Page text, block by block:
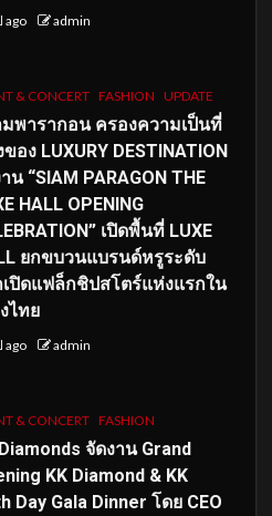
ago admin
& CONCERT FASHION UPDATE
มพารากอน ครองความเป็นที่
อง LUXURY DESTINATION
น “SIAM PARAGON THE
HALL OPENING
เปิดพื้นที่ LUXE
ยกขบวนแบรนด์หรูระดับ
ปิดแฟล็กชิปสโตร์แห่งแรกใน
ไทย
ago admin
& CONCERT FASHION
จัดงาน Grand
KK Diamond & KK
Day Gala Dinner โดย CEO